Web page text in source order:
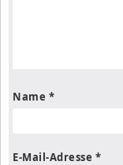
Name *
E-Mail-Adresse *